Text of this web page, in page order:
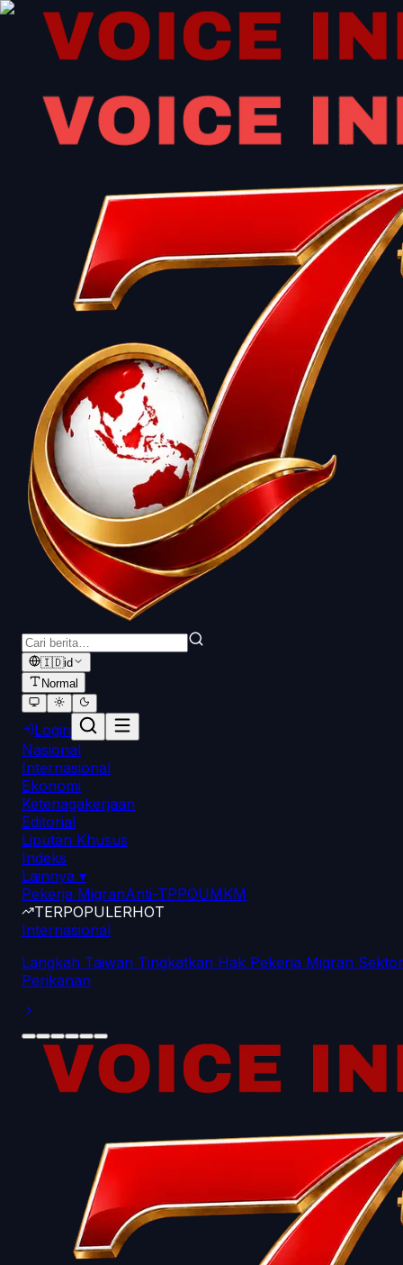
🇮🇩id
Normal
Login
Nasional
Internasional
Ekonomi
Ketenagakerjaan
Editorial
Liputan Khusus
Indeks
Lainnya ▾
Pekerja MigranAnti-TPPOUMKM
TERPOPULERHOT
Internasional
Langkah Taiwan Tingkatkan Hak Pekerja Migran Sektor
Perikanan